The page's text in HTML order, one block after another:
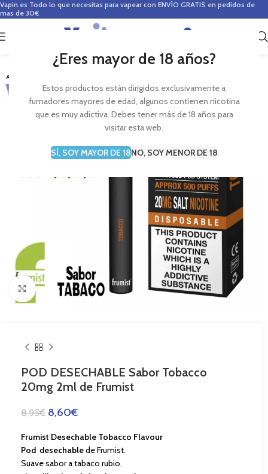
¿Eres mayor de 18 años?
Estos productos están dirigidos exclusivamente a
fumadores mayores de edad, algunos contienen nicotina
que es muy adictiva. Debes tener más de 18 años para
visitar esta web.
SÍ, SOY MAYOR DE 18NO, SOY MENOR DE 18
Vapin.es Todo lo que necesitas para vapear con ENVÍO GRATIS en pedidos de
mas de 30€
0
AGOTADO
Haga Click para agrandar
POD DESECHABLE Sabor Tobacco
20mg 2ml de Frumist
8,95€ 8,60€
Frumist Desechable Tobacco Flavour
Pod desechablede Frumist.
Suave sabor a tabaco rubio.